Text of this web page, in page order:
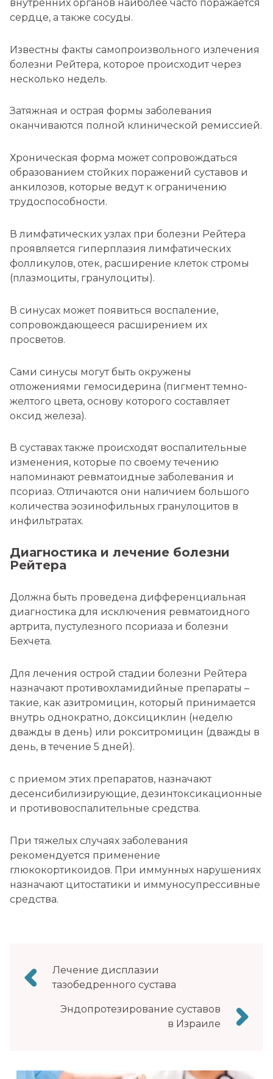
внутренних органов наиболее часто поражается
сердце, а также сосуды.
Известны факты самопроизвольного излечения
болезни Рейтера, которое происходит через
несколько недель.
Затяжная и острая формы заболевания
оканчиваются полной клинической ремиссией.
Хроническая форма может сопровождаться
образованием стойких поражений суставов и
анкилозов, которые ведут к ограничению
трудоспособности.
В лимфатических узлах при болезни Рейтера
проявляется гиперплазия лимфатических
фолликулов, отек, расширение клеток стромы
(плазмоциты, гранулоциты).
В синусах может появиться воспаление,
сопровождающееся расширением их
просветов.
Сами синусы могут быть окружены
отложениями гемосидерина (пигмент темно-
желтого цвета, основу которого составляет
оксид железа).
В суставах также происходят воспалительные
изменения, которые по своему течению
напоминают ревматоидные заболевания и
псориаз. Отличаются они наличием большого
количества эозинофильных гранулоцитов в
инфильтратах.
Диагностика и лечение болезни
Рейтера
Должна быть проведена дифференциальная
диагностика для исключения ревматоидного
артрита, пустулезного псориаза и болезни
Бехчета.
Для лечения острой стадии болезни Рейтера
назначают противохламидийные препараты –
такие, как азитромицин, который принимается
внутрь однократно, доксициклин (неделю
дважды в день) или рокситромицин (дважды в
день, в течение 5 дней).
с приемом этих препаратов, назначают
десенсибилизирующие, дезинтоксикационные
и противовоспалительные средства.
При тяжелых случаях заболевания
рекомендуется применение
глюкокортикоидов. При иммунных нарушениях
назначают цитостатики и иммуносупрессивные
средства.
Навигация
по
записям
Лечение дисплазии
тазобедренного сустава
Эндопротезирование суставов
в Израиле